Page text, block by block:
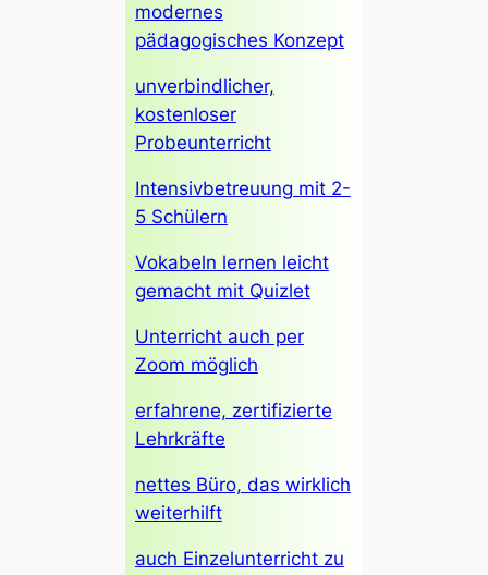
modernes
pädagogisches Konzept
unverbindlicher,
kostenloser
Probeunterricht
Intensivbetreuung mit 2-
5 Schülern
Vokabeln lernen leicht
gemacht mit Quizlet
Unterricht auch per
Zoom möglich
erfahrene, zertifizierte
Lehrkräfte
nettes Büro, das wirklich
weiterhilft
auch Einzelunterricht zu